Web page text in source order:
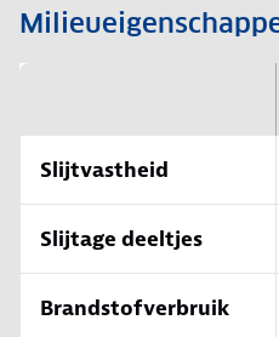
Slijtvastheid
Slijtage deeltjes
Brandstofverbruik